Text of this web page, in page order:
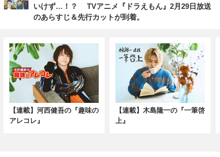
いけず…！？ TVアニメ『ドラえもん』2月29日放送
のあらすじ＆先行カットが到着。
【連載】河西健吾の『趣味の
アレコレ』
【連載】木島隆一の『一筆啓
上』